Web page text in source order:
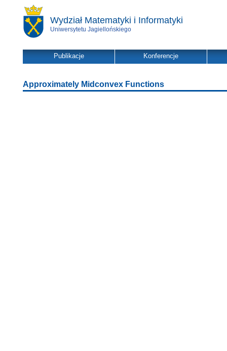
Wydział Matematyki i Informatyki
Uniwersytetu Jagiellońskiego
Publikacje Konferencje
Approximately Midconvex Functions